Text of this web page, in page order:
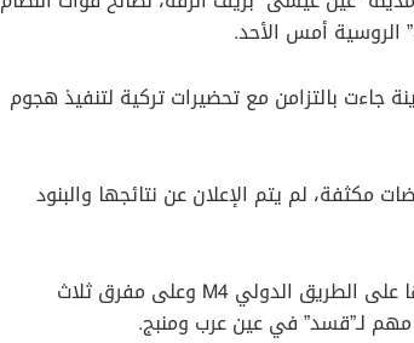
الروسية أمس الأحد.
جاءت بالتزامن مع تحضيرات تركية لتنفيذ هجوم
مكثفة، لم يتم الإعلان عن نتائجها والبنود
وتعتبر مدينة “عين عيسى” نقطة استراتيجية مهمة لوقوعها على الطريق الدولي M4 وعلى مفرق ثلاث
مهم لـ”قسد” في عين عرب ومنبج.